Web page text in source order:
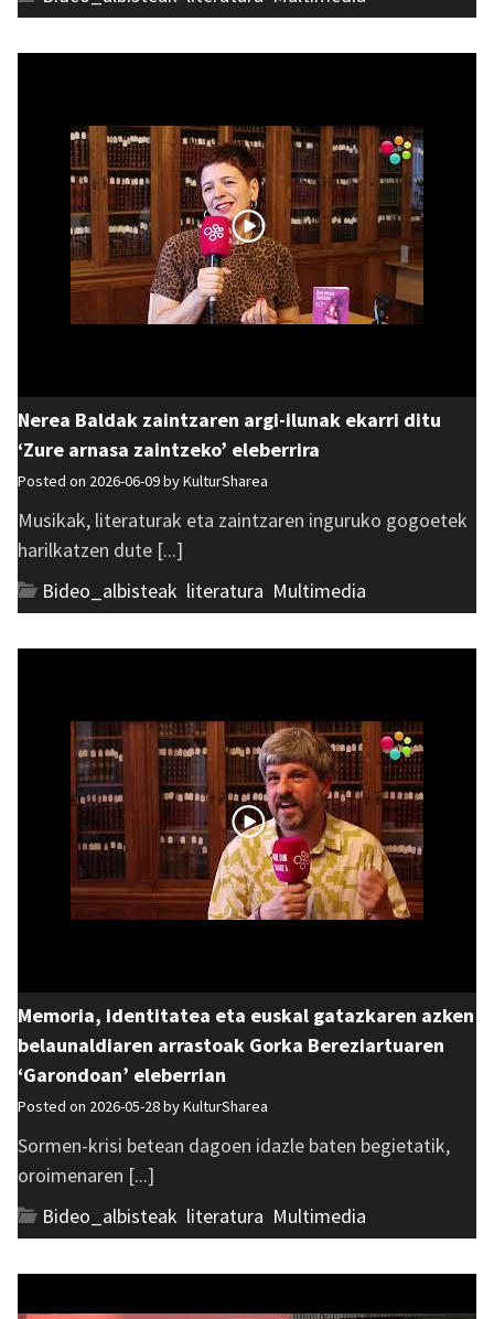
Nerea Baldak zaintzaren argi-ilunak ekarri ditu
‘Zure arnasa zaintzeko’ eleberrira
Posted on 2026-06-09 byKulturSharea
Musikak, literaturak eta zaintzaren inguruko gogoetek
harilkatzen dute [...]
Bideo_albisteak literatura Multimedia
Memoria, identitatea eta euskal gatazkaren azken
belaunaldiaren arrastoak Gorka Bereziartuaren
‘Garondoan’ eleberrian
Posted on 2026-05-28 byKulturSharea
Sormen-krisi betean dagoen idazle baten begietatik,
oroimenaren [...]
Bideo_albisteak literatura Multimedia